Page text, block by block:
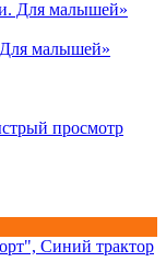
малышей»
просмотр